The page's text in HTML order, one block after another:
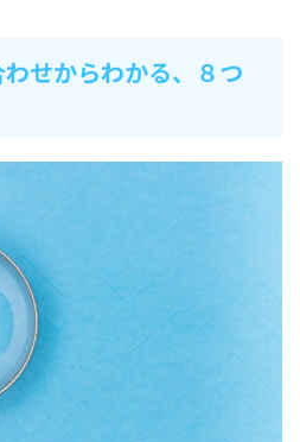
せからわかる、８つ